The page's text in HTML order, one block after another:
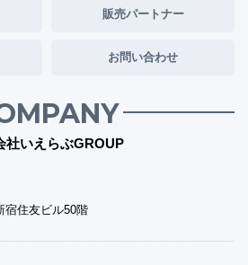
販売パートナー
お問い合わせ
社いえらぶGROUP
宿住友ビル50階